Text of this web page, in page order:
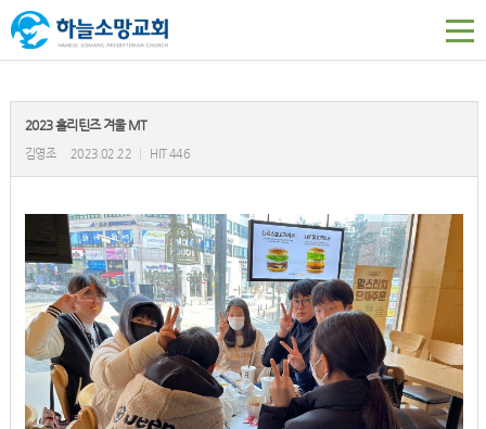
2023 홀리틴즈 겨울 MT
김영조 2023.02.22 HIT 446